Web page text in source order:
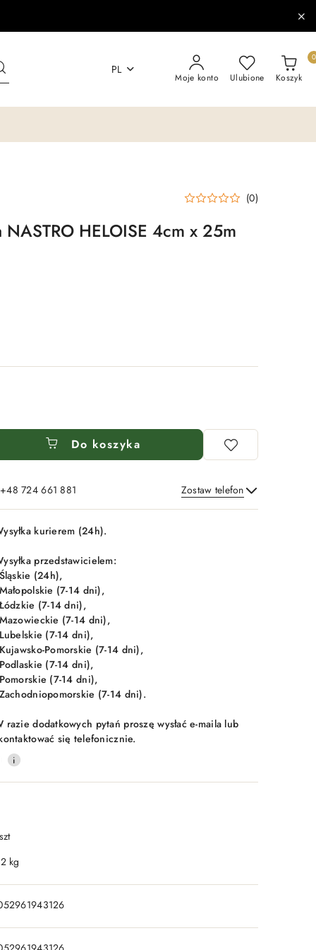
PL
Moje konto Ulubione Koszyk
0
(0)
NASTRO HELOISE 4cm x 25m
Do koszyka
724 661 881 Zostaw telefon
Wyślij
kurierem (24h).
przedstawicielem:
(24h),
(7-14 dni),
(7-14 dni),
(7-14 dni),
(7-14 dni),
Pomorskie (7-14 dni),
(7-14 dni),
(7-14 dni),
(7-14 dni).
razie dodatkowych pytań proszę wysłać e-maila lub
się telefonicznie.
kg